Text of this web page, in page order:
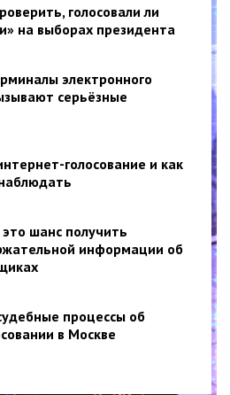
голосовали ли
на выборах президента
электронного
серьёзные
голосование и как
шанс получить
информации об
процессы об
в Москве